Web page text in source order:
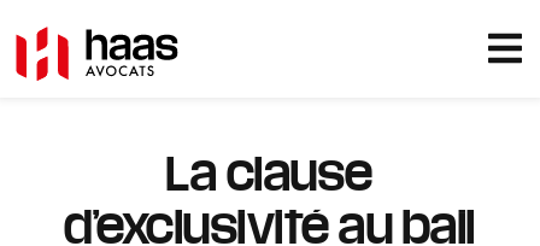
La clause
d’exclusivité au bail